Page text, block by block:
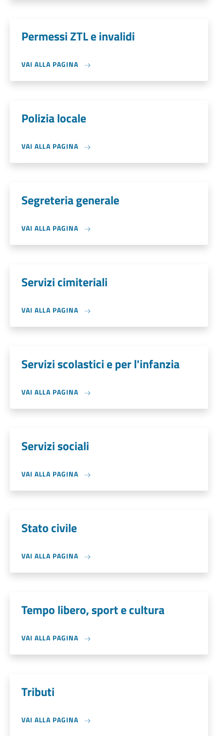
Permessi ZTL e invalidi
VAI ALLA PAGINA
Polizia locale
VAI ALLA PAGINA
Segreteria generale
VAI ALLA PAGINA
Servizi cimiteriali
VAI ALLA PAGINA
Servizi scolastici e per l'infanzia
VAI ALLA PAGINA
Servizi sociali
VAI ALLA PAGINA
Stato civile
VAI ALLA PAGINA
Tempo libero, sport e cultura
VAI ALLA PAGINA
Tributi
VAI ALLA PAGINA